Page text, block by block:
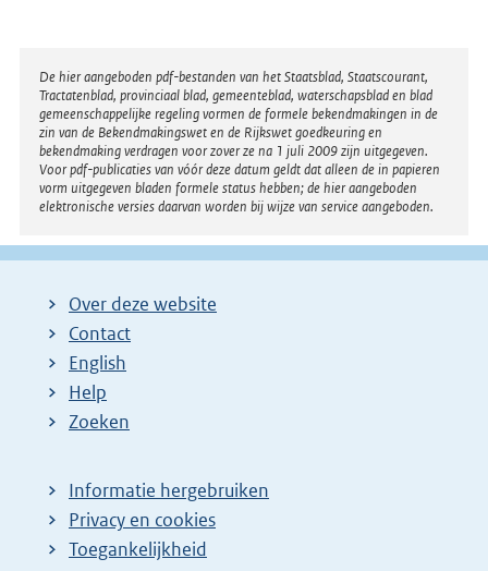
Disclaimer
De hier aangeboden pdf-bestanden van het Staatsblad, Staatscourant,
Tractatenblad, provinciaal blad, gemeenteblad, waterschapsblad en blad
gemeenschappelijke regeling vormen de formele bekendmakingen in de
zin van de Bekendmakingswet en de Rijkswet goedkeuring en
bekendmaking verdragen voor zover ze na 1 juli 2009 zijn uitgegeven.
Voor pdf-publicaties van vóór deze datum geldt dat alleen de in papieren
vorm uitgegeven bladen formele status hebben; de hier aangeboden
elektronische versies daarvan worden bij wijze van service aangeboden.
Over deze website
Contact
English
Help
Zoeken
Informatie hergebruiken
Privacy en cookies
Toegankelijkheid